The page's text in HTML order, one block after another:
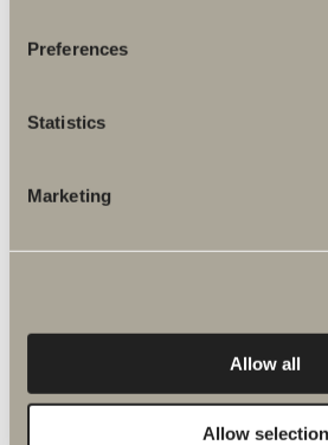
Preferences
Statistics
Marketing
Allow all
Allow selection
Avløp. inkl. slange og bunnventil.